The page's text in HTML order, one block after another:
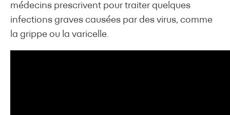
médecins prescrivent pour traiter quelques
infections graves causées par des virus, comme
la grippe ou la varicelle.